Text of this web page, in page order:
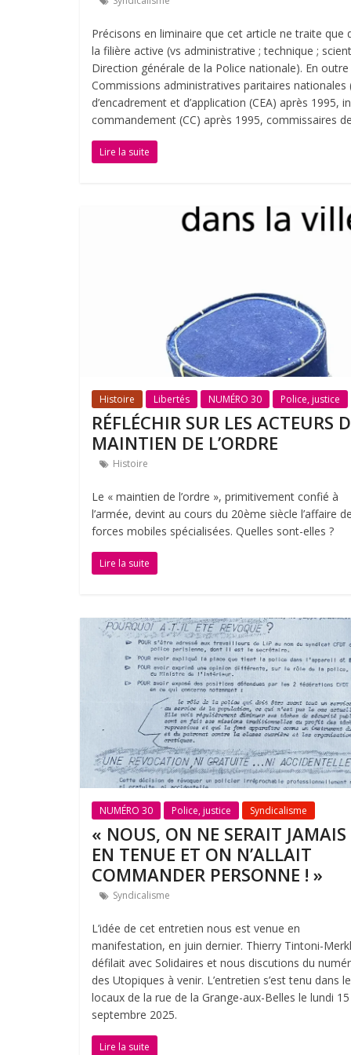
Précisons en liminaire que cet article ne traite
la filière active (vs administrative ; technique ;
Direction générale de la Police nationale). En
Commissions administratives paritaires
d’encadrement et d’application (CEA) après
commandement (CC) après 1995, commissaires
Lire la suite
Histoire Libertés NUMÉRO 30 Police, justice
RÉFLÉCHIR SUR LES ACTEURS
MAINTIEN DE L’ORDRE
Histoire
Le « maintien de l’ordre », primitivement confié à
l’armée, devint au cours du 20ème siècle l’affaire
forces mobiles spécialisées. Quelles sont-elles ?
Lire la suite
NUMÉRO 30 Police, justice Syndicalisme
« NOUS, ON NE SERAIT JAMAIS
EN TENUE ET ON N’ALLAIT
COMMANDER PERSONNE ! »
Syndicalisme
L’idée de cet entretien nous est venue en
manifestation, en juin dernier. Thierry Tintoni-
défilait avec Solidaires et nous discutions du
des Utopiques à venir. L’entretien s’est tenu dans
locaux de la rue de la Grange-aux-Belles le lundi 15
septembre 2025.
Lire la suite